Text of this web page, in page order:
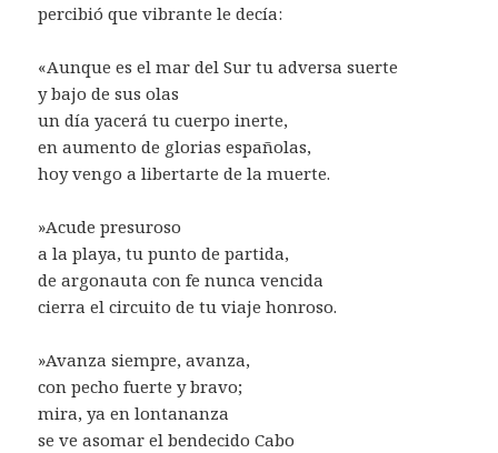
percibió que vibrante le decía:
«Aunque es el mar del Sur tu adversa suerte
y bajo de sus olas
un día yacerá tu cuerpo inerte,
en aumento de glorias españolas,
hoy vengo a libertarte de la muerte.
»Acude presuroso
a la playa, tu punto de partida,
de argonauta con fe nunca vencida
cierra el circuito de tu viaje honroso.
»Avanza siempre, avanza,
con pecho fuerte y bravo;
mira, ya en lontananza
se ve asomar el bendecido Cabo